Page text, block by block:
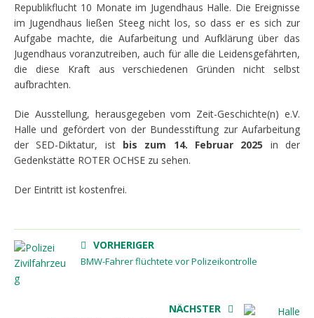
Republikflucht 10 Monate im Jugendhaus Halle. Die Ereignisse
im Jugendhaus ließen Steeg nicht los, so dass er es sich zur
Aufgabe machte, die Aufarbeitung und Aufklärung über das
Jugendhaus voranzutreiben, auch für alle die Leidensgefährten,
die diese Kraft aus verschiedenen Gründen nicht selbst
aufbrachten.
Die Ausstellung, herausgegeben vom Zeit-Geschichte(n) e.V.
Halle und gefördert von der Bundesstiftung zur Aufarbeitung
der SED-Diktatur, istbis zum 14. Februar 2025 in der
Gedenkstätte ROTER OCHSE zu sehen.
Der Eintritt ist kostenfrei.
VORHERIGER
BMW-Fahrer flüchtete vor Polizeikontrolle
NÄCHSTER